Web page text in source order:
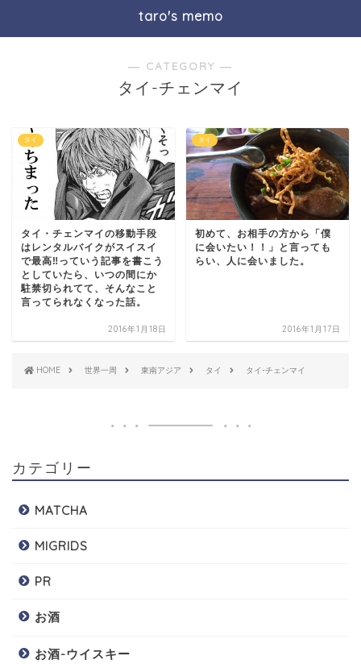
taro's memo
― CATEGORY ―
タイ-チェンマイ
タイ
タイ・チェンマイの移動手段
はレンタルバイクがスイスイ
で最高‼︎っていう記事を書こう
としていたら、いつの間にか
駐禁切られてて、そんなこと
言ってられなくなった話。
2016年1月18日
タイ
初めて、お相手の方から「僕
に会いたい！！」と言っても
らい、人に会いました。
2016年1月17日
HOME 世界一周 東南アジア タイ タイ-チェンマイ
カテゴリー
MATCHA
MIGRIDS
PR
お酒
お酒-ウイスキー